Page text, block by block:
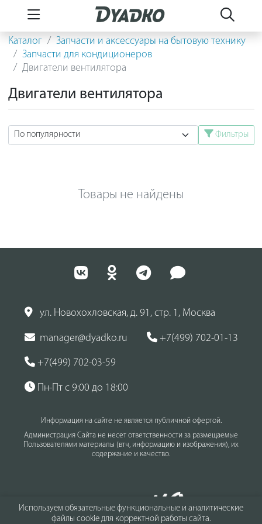
Каталог
Запчасти и аксессуары на бытовую технику
Запчасти для кондиционеров
Двигатели вентилятора
Двигатели вентилятора
Фильтры
Товары не найдены
Используем обязательные функциональные и аналитические
файлы cookie для корректной работы сайта.
ул. Новохохловская, д. 91, стр. 1, Москва
manager@dyadko.ru +7(499) 702-01-13
+7(499) 702-03-59
Пн-Пт с 9:00 до 18:00
Информация на сайте не является публичной офертой.
Администрация Сайта не несет ответственности за размещаемые
Пользователями материалы (втч, информацию и изображения), их
содержание и качество.